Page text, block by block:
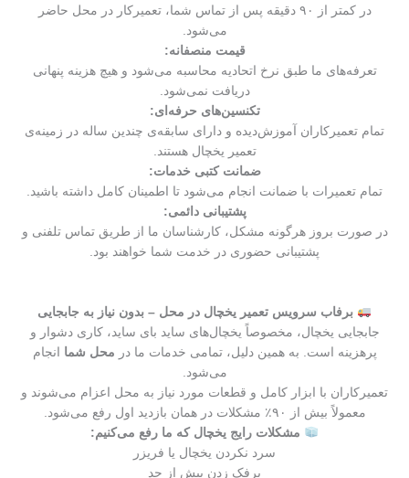
در کمتر از ۹۰ دقیقه پس از تماس شما، تعمیرکار در محل حاضر
می‌شود.
قیمت منصفانه:
تعرفه‌های ما طبق نرخ اتحادیه محاسبه می‌شود و هیچ هزینه پنهانی
دریافت نمی‌شود.
تکنسین‌های حرفه‌ای:
تمام تعمیرکاران آموزش‌دیده و دارای سابقه‌ی چندین ساله در زمینه‌ی
تعمیر یخچال هستند.
ضمانت کتبی خدمات:
تمام تعمیرات با ضمانت انجام می‌شود تا اطمینان کامل داشته باشید.
پشتیبانی دائمی:
در صورت بروز هرگونه مشکل، کارشناسان ما از طریق تماس تلفنی و
پشتیبانی حضوری در خدمت شما خواهند بود.
برفاب سرویس تعمیر یخچال در محل – بدون نیاز به جابجایی
جابجایی یخچال، مخصوصاً یخچال‌های ساید بای ساید، کاری دشوار و
پرهزینه است. به همین دلیل، تمامی خدمات ما در محل شما انجام
می‌شود.
تعمیرکاران با ابزار کامل و قطعات مورد نیاز به محل اعزام می‌شوند و
معمولاً بیش از ۹۰٪ مشکلات در همان بازدید اول رفع می‌شود.
مشکلات رایج یخچال که ما رفع می‌کنیم:
سرد نکردن یخچال یا فریزر
برفک زدن بیش از حد